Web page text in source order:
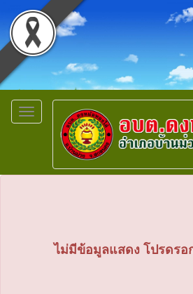
Toggle
navigation
ไม่มีข้อมูลแสดง โปรดรอ